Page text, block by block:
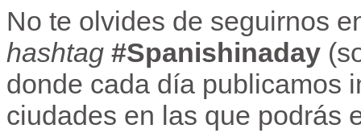
No te olvides de seguirnos
hashtag #Spanishinaday
donde cada día publicamos
ciudades en las que podrás